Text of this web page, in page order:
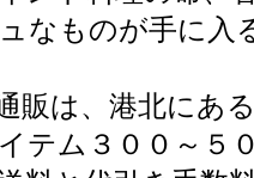
なものが手に入
販は、港北にあ
テム３００～５